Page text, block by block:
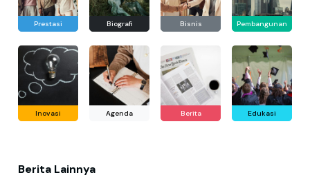
Prestasi Biografi Bisnis Pembangunan
Inovasi Agenda Berita Edukasi
Berita Lainnya